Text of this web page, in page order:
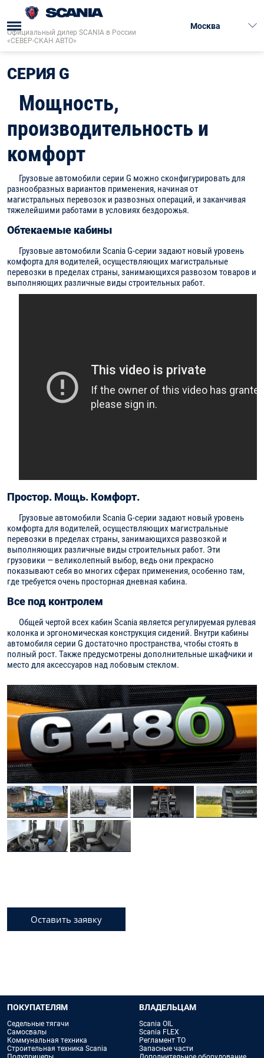
Официальный дилер SCANIA в России
«СЕВЕР-СКАН АВТО»
Москва
Главная → Грузовая техника
Оставить заявку
СЕРИЯ G
Мощность,
производительность и
комфорт
Грузовые автомобили серии G можно сконфигурировать для
разнообразных вариантов применения, начиная от
магистральных перевозок и развозных операций, и заканчивая
тяжелейшими работами в условиях бездорожья.
Обтекаемые кабины
Грузовые автомобили Scania G-серии задают новый уровень
комфорта для водителей, осуществляющих магистральные
перевозки в пределах страны, занимающихся развозом товаров и
выполняющих различные виды строительных работ.
Простор. Мощь. Комфорт.
Грузовые автомобили Scania G-серии задают новый уровень
комфорта для водителей, осуществляющих магистральные
перевозки в пределах страны, занимающихся развозкой и
выполняющих различные виды строительных работ. Эти
грузовики — великолепный выбор, ведь они прекрасно
показывают себя во многих сферах применения, особенно там,
где требуется очень просторная дневная кабина.
Все под контролем
Общей чертой всех кабин Scania является регулируемая рулевая
колонка и эргономическая конструкция сидений. Внутри кабины
автомобиля серии G достаточно пространства, чтобы стоять в
полный рост. Также предусмотрены дополнительные шкафчики и
место для аксессуаров над лобовым стеклом.
ПОКУПАТЕЛЯМ
Седельные тягачи
Самосвалы
Коммунальная техника
Строительная техника Scania
ВЛАДЕЛЬЦАМ
Scania OIL
Scania FLEX
Регламент ТО
Запасные части